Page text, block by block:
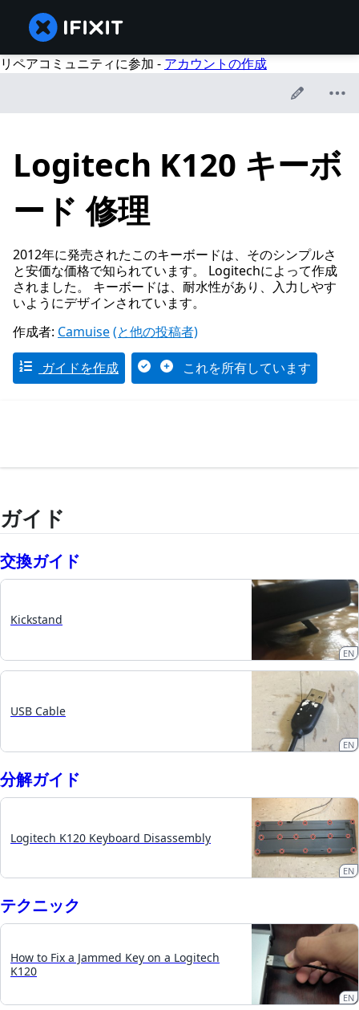
リペアコミュニティに参加 - アカウントの作成
Logitech K120 キーボ
ード 修理
2012年に発売されたこのキーボードは、そのシンプルさ
と安価な価格で知られています。 Logitechによって作成
されました。 キーボードは、耐水性があり、入力しやす
いようにデザインされています。
作成者: Camuise(と他の投稿者)
ガイドを作成 これを所有しています
ガイド
交換ガイド
Kickstand
EN
USB Cable
EN
分解ガイド
Logitech K120 Keyboard Disassembly
EN
テクニック
How to Fix a Jammed Key on a Logitech
K120
EN